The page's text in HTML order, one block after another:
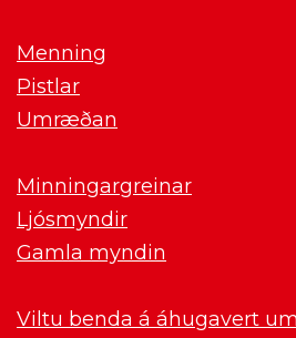
Menning
Pistlar
Umræðan
Minningargreinar
Ljósmyndir
Gamla myndin
Viltu benda á áhugavert